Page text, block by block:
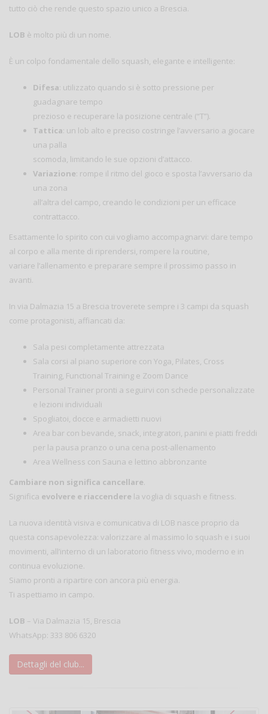
tutto ciò che rende questo spazio unico a Brescia.
LOB è molto più di un nome.
È un colpo fondamentale dello squash, elegante e intelligente:
Difesa: utilizzato quando si è sotto pressione per
guadagnare tempo
prezioso e recuperare la posizione centrale (“T”).
Tattica: un lob alto e preciso costringe l’avversario a giocare
una palla
scomoda, limitando le sue opzioni d’attacco.
Variazione: rompe il ritmo del gioco e sposta l’avversario da
una zona
all’altra del campo, creando le condizioni per un efficace
contrattacco.
Esattamente lo spirito con cui vogliamo accompagnarvi: dare tempo
al corpo e alla mente di riprendersi, rompere la routine,
variare l’allenamento e preparare sempre il prossimo passo in
avanti.
In via Dalmazia 15 a Brescia troverete sempre i 3 campi da squash
come protagonisti, affiancati da:
Sala pesi completamente attrezzata
Sala corsi al piano superiore con Yoga, Pilates, Cross
Training, Functional Training e Zoom Dance
Personal Trainer pronti a seguirvi con schede personalizzate
e lezioni individuali
Spogliatoi, docce e armadietti nuovi
Area bar con bevande, snack, integratori, panini e piatti freddi
per la pausa pranzo o una cena post-allenamento
Area Wellness con Sauna e lettino abbronzante
Cambiare non significa cancellare.
Significa evolvere e riaccendere la voglia di squash e fitness.
La nuova identità visiva e comunicativa di LOB nasce proprio da
questa consapevolezza: valorizzare al massimo lo squash e i suoi
movimenti, all’interno di un laboratorio fitness vivo, moderno e in
continua evoluzione.
Siamo pronti a ripartire con ancora più energia.
Ti aspettiamo in campo.
LOB – Via Dalmazia 15, Brescia
WhatsApp: 333 806 6320
Dettagli del club...